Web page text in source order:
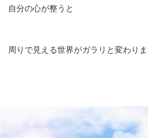
自分の心が整うと
周りで見える世界がガラリと変わりま